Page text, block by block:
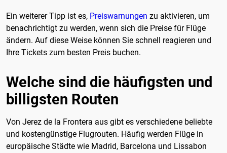
Ein weiterer Tipp ist es, Preiswarnungen zu aktivieren, um
benachrichtigt zu werden, wenn sich die Preise für Flüge
ändern. Auf diese Weise können Sie schnell reagieren und
Ihre Tickets zum besten Preis buchen.
Welche sind die häufigsten und
billigsten Routen
Von Jerez de la Frontera aus gibt es verschiedene beliebte
und kostengünstige Flugrouten. Häufig werden Flüge in
europäische Städte wie Madrid, Barcelona und Lissabon